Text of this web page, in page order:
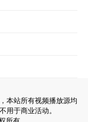
本站所有视频播放源均
用于商业活动。